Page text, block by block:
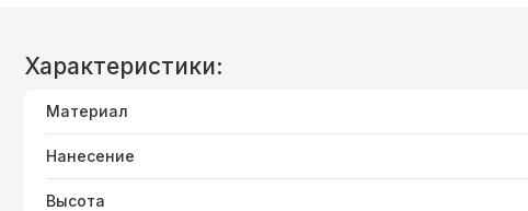
Характеристики:
Материал
Нанесение
Высота